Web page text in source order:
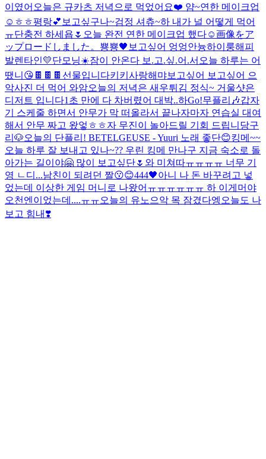
이였어 오늘은 규카츠 저녁으로 먹었어요❤️ 얌~연한 메이크업
☺️ ㅎㅎ평랑💕 보고싶구나~검정 셔츄~하 내가 널 어떻게 먹어
ㅠ단충전 하세욥🌷 오늘 완전 연한 메이크업 했다☺️画像をア
ップロードしました。 뿅뿅🖤 보고싶어 엉엉안늉하이룽해피
발렌타인💛단모닝☀️잠이 안온다 보.고.싶.어.서 오늘 하루는 어
땠니 😘 🍫🍫🍫선물입니다키키 사랑해 먀보고싶어 보고싶어 으
악사진 더 먹어 와암오늘의 저녁은 새우튀김 정식~ 거울샷은
디저트 입니다1초 만에 다 차버렸어 대박..하Go!무플리🎶갑자
기 스케줄 하면서 안무가 막 떠올라서 끝나자마자 연습실 대여
해서 안무 짜고 왔엏ㅎㅎ자 무진이 놀아드릴 기회 드립니당구
리🐶오늘의 단플리! BETELGEUSE - Yuuri 노래 좋단😊킹메~~
오늘 하루 잘 보내고 있나~?? 우린 킹메 만나구 지금 숙소로 돌
아가는 길이야🤗 많이 보고싶단🌷 와 미쳐따ㅠㅠㅠㅠ 너무 기
영 ㄴ디...남친이 되려던 짤😗😊444🖤아니 나 돈 바꾸려고 넣
었는데 이상한 게임 머니로 나왔어ㅠㅠㅠㅠㅠㅠ 하 이게머야
오천엔이었는데....ㅠㅠ오늘의 유노 으악 목 잠겼다엥 오늘도 나
보고 힘내❣️